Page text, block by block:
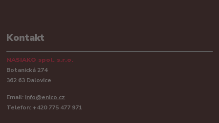
Kontakt
NASIAKO spol. s.r.o.
Botanická 274
362 63 Dalovice
Email: info@enico.cz
Telefon: +420 775 477 971